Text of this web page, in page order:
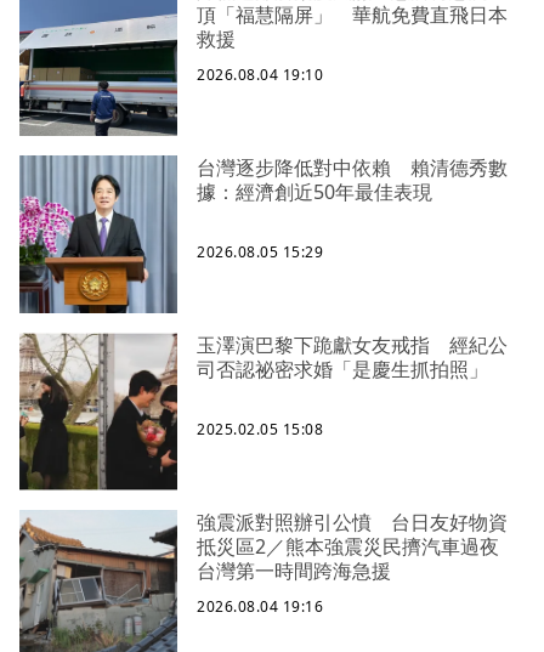
頂「福慧隔屏」 華航免費直飛日本
救援
2026.08.04 19:10
台灣逐步降低對中依賴 賴清德秀數
據：經濟創近50年最佳表現
2026.08.05 15:29
玉澤演巴黎下跪獻女友戒指 經紀公
司否認祕密求婚「是慶生抓拍照」
2025.02.05 15:08
強震派對照辦引公憤 台日友好物資
抵災區2／熊本強震災民擠汽車過夜
台灣第一時間跨海急援
2026.08.04 19:16